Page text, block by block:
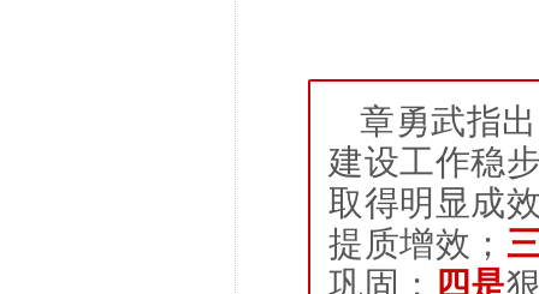
章勇武指
建设工作稳
取得明显成
提质增效；
巩固； 四是